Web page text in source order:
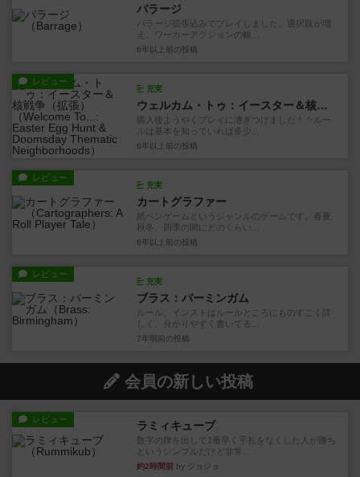
バラージ
バラージ拡張込みでプレイしました。選択肢が増
え、ワーカーアクションの幅...
6年以上前 の投稿
レビュー
充実
ウェルカム・トゥ：イースター＆核戦争（拡張）
購入後ようやくプレイに漕ぎつけました＾＾ルー
ルは基本を知っていれば多少...
6年以上前 の投稿
レビュー
充実
カートグラファー
紙ペンゲームというジャンルのゲームです。春夏
秋冬、四季の間にどのくらい...
6年以上前 の投稿
レビュー
充実
ブラス：バーミンガム
ルール、インストはルールところにものすごく詳
しく、分かりやすく書いてる...
7年弱前 の投稿
会員の新しい投稿
レビュー ラミィキューブ
数字の牌を出して1番早く手札をなくした人が勝ち
というシンプルだけど非常...
約2時間前 by ジョジョ